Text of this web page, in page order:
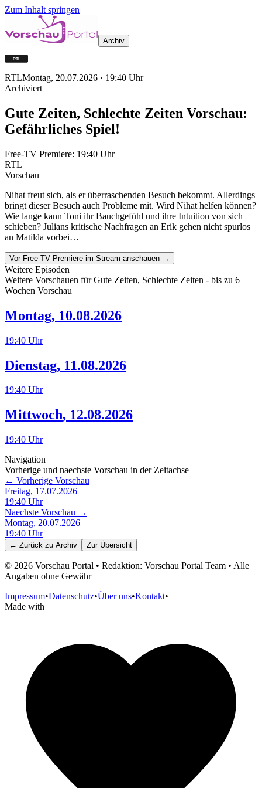
Zum Inhalt springen
Archiv
RTLMontag, 20.07.2026 · 19:40 Uhr
Archiviert
Gute Zeiten, Schlechte Zeiten Vorschau:
Gefährliches Spiel!
Free-TV Premiere: 19:40 Uhr
RTL
Vorschau
Nihat freut sich, als er überraschenden Besuch bekommt. Allerdings
bringt dieser Besuch auch Probleme mit. Wird Nihat helfen können?
Wie lange kann Toni ihr Bauchgefühl und ihre Intuition von sich
schieben? Julians kritische Nachfragen an Erik gehen nicht spurlos
an Matilda vorbei…
Vor Free-TV Premiere im Stream anschauen →
Weitere Episoden
Weitere Vorschauen fürGute Zeiten, Schlechte Zeiten - bis zu 6
Wochen Vorschau
Montag, 10.08.2026
19:40 Uhr
Dienstag, 11.08.2026
19:40 Uhr
Mittwoch, 12.08.2026
19:40 Uhr
Navigation
Vorherige und naechste Vorschau in der Zeitachse
← Vorherige Vorschau
Freitag, 17.07.2026
19:40 Uhr
Naechste Vorschau →
Montag, 20.07.2026
19:40 Uhr
← Zurück zu Archiv Zur Übersicht
© 2026 Vorschau Portal • Redaktion: Vorschau Portal Team • Alle
Angaben ohne Gewähr
Impressum•Datenschutz•Über uns•Kontakt•
Made with